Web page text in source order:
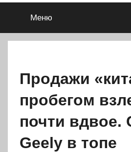
Меню
Продажи
пробегом
почти вдвое.
Geely в топе